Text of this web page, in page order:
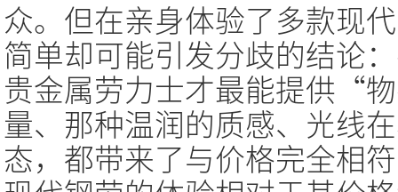
众。但在亲身体验了多款现
简单却可能引发分歧的结论
贵金属劳力士才最能提供“
量、那种温润的质感、光线
态，都带来了与价格完全相